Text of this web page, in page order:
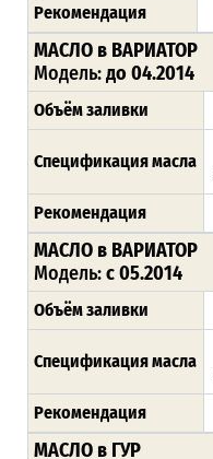
Рекомендация
МАСЛО в ВАРИАТОР
Модель:до 04.2014
Объём заливки
Спецификация масла
Рекомендация
МАСЛО в ВАРИАТОР
Модель:с 05.2014
Объём заливки
Спецификация масла
Рекомендация
МАСЛО в ГУР